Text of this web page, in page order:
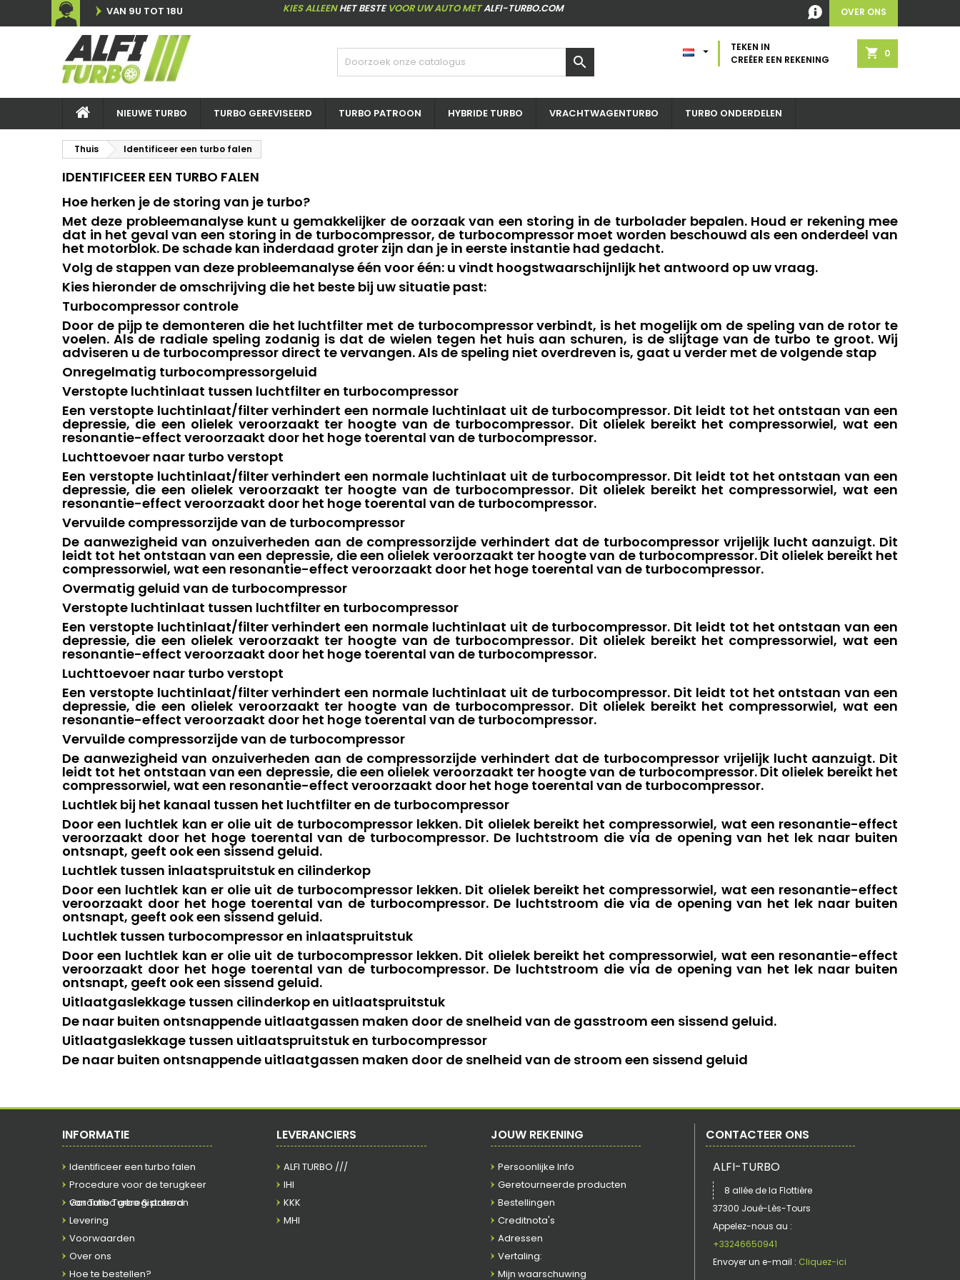
VAN 9U TOT 18U KIES ALLEENHET BESTEVOOR UW AUTO METALFI-TURBO.COM OVER ONS
shopping_cart 0
TEKEN IN
CREËER EEN REKENING


NIEUWE TURBO TURBO GEREVISEERD TURBO PATROON HYBRIDE TURBO VRACHTWAGENTURBO TURBO ONDERDELEN
Thuis Identificeer een turbo falen
IDENTIFICEER EEN TURBO FALEN
Hoe herken je de storing van je turbo?
Met deze probleemanalyse kunt u gemakkelijker de oorzaak van een storing in de turbolader bepalen. Houd er rekening mee
dat in het geval van een storing in de turbocompressor, de turbocompressor moet worden beschouwd als een onderdeel van
het motorblok. De schade kan inderdaad groter zijn dan je in eerste instantie had gedacht.
Volg de stappen van deze probleemanalyse één voor één: u vindt hoogstwaarschijnlijk het antwoord op uw vraag.
Kies hieronder de omschrijving die het beste bij uw situatie past:
Turbocompressor controle
Door de pijp te demonteren die het luchtfilter met de turbocompressor verbindt, is het mogelijk om de speling van de rotor te
voelen. Als de radiale speling zodanig is dat de wielen tegen het huis aan schuren, is de slijtage van de turbo te groot. Wij
adviseren u de turbocompressor direct te vervangen. Als de speling niet overdreven is, gaat u verder met de volgende stap
Onregelmatig turbocompressorgeluid
Verstopte luchtinlaat tussen luchtfilter en turbocompressor
Een verstopte luchtinlaat/filter verhindert een normale luchtinlaat uit de turbocompressor. Dit leidt tot het ontstaan ​​van een
depressie, die een olielek veroorzaakt ter hoogte van de turbocompressor. Dit olielek bereikt het compressorwiel, wat een
resonantie-effect veroorzaakt door het hoge toerental van de turbocompressor.
Luchttoevoer naar turbo verstopt
Een verstopte luchtinlaat/filter verhindert een normale luchtinlaat uit de turbocompressor. Dit leidt tot het ontstaan ​​van een
depressie, die een olielek veroorzaakt ter hoogte van de turbocompressor. Dit olielek bereikt het compressorwiel, wat een
resonantie-effect veroorzaakt door het hoge toerental van de turbocompressor.
Vervuilde compressorzijde van de turbocompressor
De aanwezigheid van onzuiverheden aan de compressorzijde verhindert dat de turbocompressor vrijelijk lucht aanzuigt. Dit
leidt tot het ontstaan ​​van een depressie, die een olielek veroorzaakt ter hoogte van de turbocompressor. Dit olielek bereikt het
compressorwiel, wat een resonantie-effect veroorzaakt door het hoge toerental van de turbocompressor.
Overmatig geluid van de turbocompressor
Verstopte luchtinlaat tussen luchtfilter en turbocompressor
Een verstopte luchtinlaat/filter verhindert een normale luchtinlaat uit de turbocompressor. Dit leidt tot het ontstaan ​​van een
depressie, die een olielek veroorzaakt ter hoogte van de turbocompressor. Dit olielek bereikt het compressorwiel, wat een
resonantie-effect veroorzaakt door het hoge toerental van de turbocompressor.
Luchttoevoer naar turbo verstopt
Een verstopte luchtinlaat/filter verhindert een normale luchtinlaat uit de turbocompressor. Dit leidt tot het ontstaan ​​van een
depressie, die een olielek veroorzaakt ter hoogte van de turbocompressor. Dit olielek bereikt het compressorwiel, wat een
resonantie-effect veroorzaakt door het hoge toerental van de turbocompressor.
Vervuilde compressorzijde van de turbocompressor
De aanwezigheid van onzuiverheden aan de compressorzijde verhindert dat de turbocompressor vrijelijk lucht aanzuigt. Dit
leidt tot het ontstaan ​​van een depressie, die een olielek veroorzaakt ter hoogte van de turbocompressor. Dit olielek bereikt het
compressorwiel, wat een resonantie-effect veroorzaakt door het hoge toerental van de turbocompressor.
Luchtlek bij het kanaal tussen het luchtfilter en de turbocompressor
Door een luchtlek kan er olie uit de turbocompressor lekken. Dit olielek bereikt het compressorwiel, wat een resonantie-effect
veroorzaakt door het hoge toerental van de turbocompressor. De luchtstroom die via de opening van het lek naar buiten
ontsnapt, geeft ook een sissend geluid.
Luchtlek tussen inlaatspruitstuk en cilinderkop
Door een luchtlek kan er olie uit de turbocompressor lekken. Dit olielek bereikt het compressorwiel, wat een resonantie-effect
veroorzaakt door het hoge toerental van de turbocompressor. De luchtstroom die via de opening van het lek naar buiten
ontsnapt, geeft ook een sissend geluid.
Luchtlek tussen turbocompressor en inlaatspruitstuk
Door een luchtlek kan er olie uit de turbocompressor lekken. Dit olielek bereikt het compressorwiel, wat een resonantie-effect
veroorzaakt door het hoge toerental van de turbocompressor. De luchtstroom die via de opening van het lek naar buiten
ontsnapt, geeft ook een sissend geluid.
Uitlaatgaslekkage tussen cilinderkop en uitlaatspruitstuk
De naar buiten ontsnappende uitlaatgassen maken door de snelheid van de gasstroom een ​​sissend geluid.
Uitlaatgaslekkage tussen uitlaatspruitstuk en turbocompressor
De naar buiten ontsnappende uitlaatgassen maken door de snelheid van de stroom een ​​sissend geluid
INFORMATIE
Identificeer een turbo falen
Procedure voor de terugkeer
van Turbo geregistreerd
Garantie Turbo & patroon
Levering
Voorwaarden
Over ons
Hoe te bestellen?
LEVERANCIERS
ALFI TURBO ///
IHI
KKK
MHI
JOUW REKENING
Persoonlijke Info
Geretourneerde producten
Bestellingen
Creditnota's
Adressen
Vertaling:
Mijn waarschuwing
CONTACTEER ONS
ALFI-TURBO
8 allée de la Flottière
37300 Joué-Lès-Tours
Appelez-nous au :
+33246650941
Envoyer un e-mail : Cliquez-ici